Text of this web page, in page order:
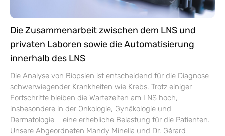
Die Zusammenarbeit zwischen dem LNS und
privaten Laboren sowie die Automatisierung
innerhalb des LNS
Die Analyse von Biopsien ist entscheidend für die Diagnose
schwerwiegender Krankheiten wie Krebs. Trotz einiger
Fortschritte bleiben die Wartezeiten am LNS hoch,
insbesondere in der Onkologie, Gynäkologie und
Dermatologie – eine erhebliche Belastung für die Patienten.
Unsere Abgeordneten Mandy Minella und Dr. Gérard